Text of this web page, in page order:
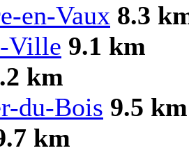
en-Vaux 8.3
Ville 9.1 km
km
du-Bois 9.5 km
km